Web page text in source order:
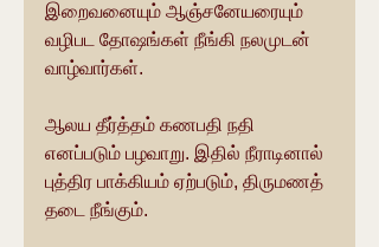
இறைவனையும் ஆஞ்சனேயரையும்
வழிபட தோஷங்கள் நீங்கி நலமுடன்
வாழ்வார்கள்.
ஆலய தீர்த்தம் கணபதி நதி
எனப்படும் பழவாறு. இதில் நீராடினால்
புத்திர பாக்கியம் ஏற்படும், திருமணத்
தடை நீங்கும்.